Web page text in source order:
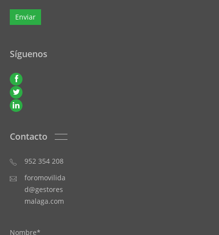
Síguenos
Contacto
952 354 208
foromovilida
d@gestores
malaga.com
Nombre*